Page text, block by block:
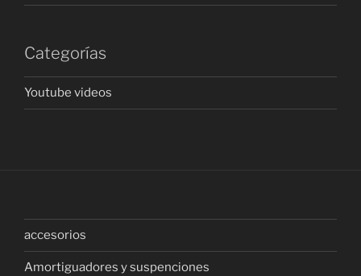
Categorías
Youtube videos
accesorios
Amortiguadores y suspenciones